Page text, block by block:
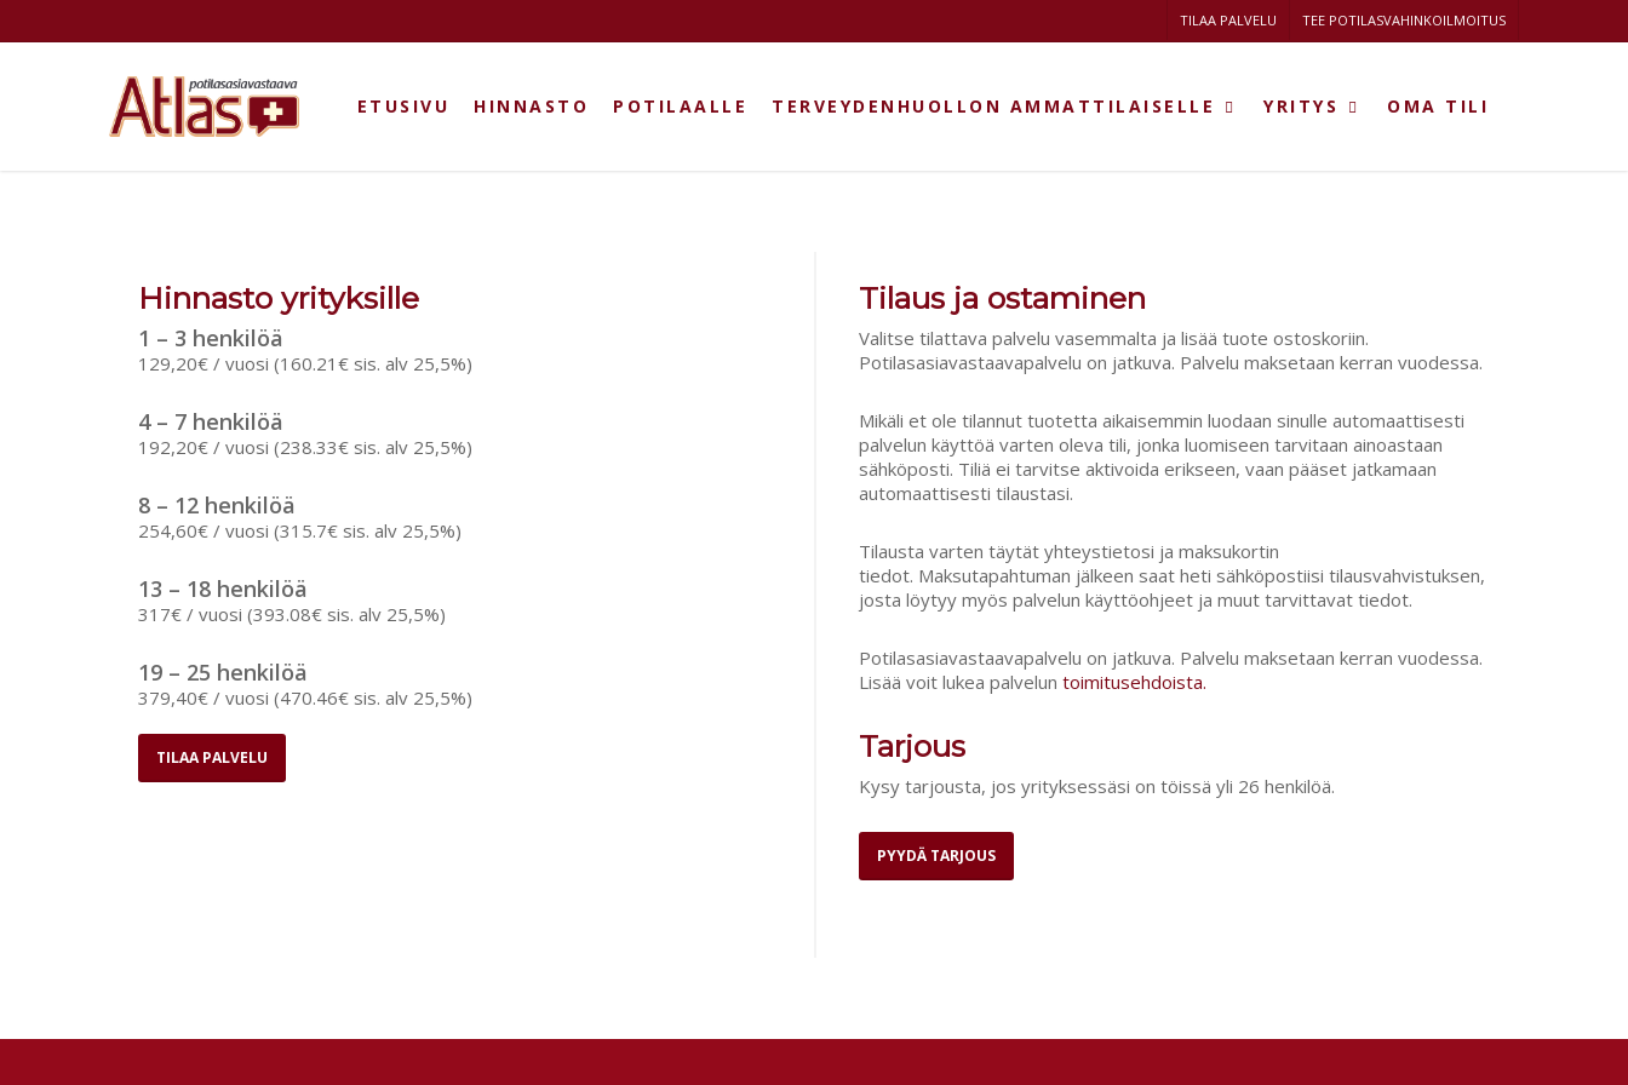
TILAA PALVELU TEE POTILASVAHINKOILMOITUS
ETUSIVU HINNASTO POTILAALLE TERVEYDENHUOLLON AMMATTILAISELLE YRITYS OMA TILI
Hinnasto yrityksille
1 – 3 henkilöä
129,20€ / vuosi (160.21€ sis. alv 25,5%)
4 – 7 henkilöä
192,20€ / vuosi (238.33€ sis. alv 25,5%)
8 – 12 henkilöä
254,60€ / vuosi (315.7€ sis. alv 25,5%)
13 – 18 henkilöä
317€ / vuosi (393.08€ sis. alv 25,5%)
19 – 25 henkilöä
379,40€ / vuosi (470.46€ sis. alv 25,5%)
TILAA PALVELU
Tilaus ja ostaminen
Valitse tilattava palvelu vasemmalta ja lisää tuote ostoskoriin.
Potilasasiavastaavapalvelu on jatkuva. Palvelu maksetaan kerran vuodessa.
Mikäli et ole tilannut tuotetta aikaisemmin luodaan sinulle automaattisesti
palvelun käyttöä varten oleva tili, jonka luomiseen tarvitaan ainoastaan
sähköposti. Tiliä ei tarvitse aktivoida erikseen, vaan pääset jatkamaan
automaattisesti tilaustasi.
Tilausta varten täytät yhteystietosi ja maksukortin
tiedot. Maksutapahtuman jälkeen saat heti sähköpostiisi tilausvahvistuksen,
josta löytyy myös palvelun käyttöohjeet ja muut tarvittavat tiedot.
Potilasasiavastaavapalvelu on jatkuva. Palvelu maksetaan kerran vuodessa.
Lisää voit lukea palveluntoimitusehdoista.
Tarjous
Kysy tarjousta, jos yrityksessäsi on töissä yli 26 henkilöä.
PYYDÄ TARJOUS